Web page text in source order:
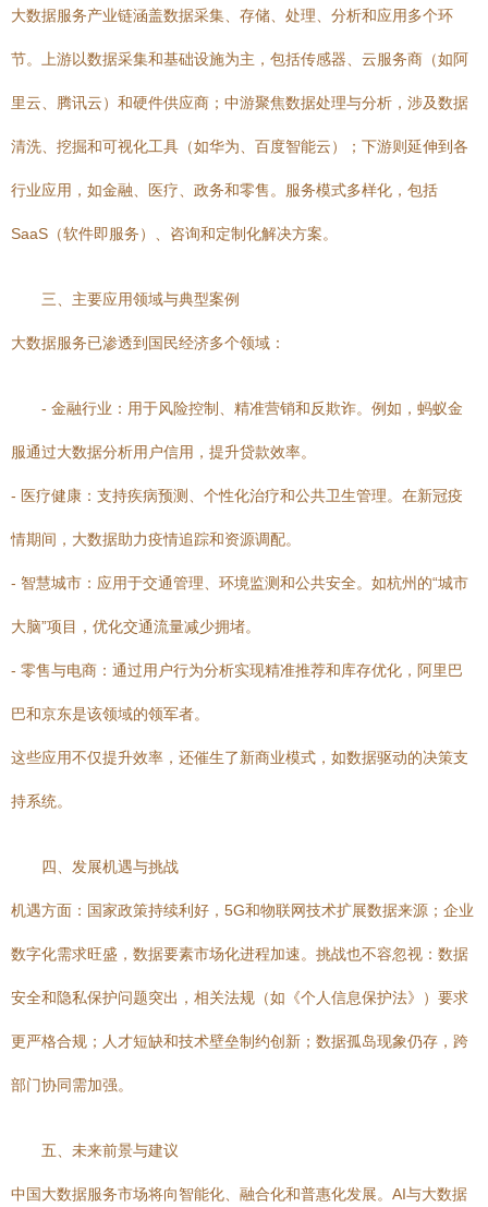
大数据服务产业链涵盖数据采集、存储、处理、分析和应用多个环
节。上游以数据采集和基础设施为主，包括传感器、云服务商（如阿
里云、腾讯云）和硬件供应商；中游聚焦数据处理与分析，涉及数据
清洗、挖掘和可视化工具（如华为、百度智能云）；下游则延伸到各
行业应用，如金融、医疗、政务和零售。服务模式多样化，包括
SaaS（软件即服务）、咨询和定制化解决方案。
三、主要应用领域与典型案例
大数据服务已渗透到国民经济多个领域：
- 金融行业：用于风险控制、精准营销和反欺诈。例如，蚂蚁金
服通过大数据分析用户信用，提升贷款效率。
- 医疗健康：支持疾病预测、个性化治疗和公共卫生管理。在新冠疫
情期间，大数据助力疫情追踪和资源调配。
- 智慧城市：应用于交通管理、环境监测和公共安全。如杭州的“城市
大脑”项目，优化交通流量减少拥堵。
- 零售与电商：通过用户行为分析实现精准推荐和库存优化，阿里巴
巴和京东是该领域的领军者。
这些应用不仅提升效率，还催生了新商业模式，如数据驱动的决策支
持系统。
四、发展机遇与挑战
机遇方面：国家政策持续利好，5G和物联网技术扩展数据来源；企业
数字化需求旺盛，数据要素市场化进程加速。挑战也不容忽视：数据
安全和隐私保护问题突出，相关法规（如《个人信息保护法》）要求
更严格合规；人才短缺和技术壁垒制约创新；数据孤岛现象仍存，跨
部门协同需加强。
五、未来前景与建议
中国大数据服务市场将向智能化、融合化和普惠化发展。AI与大数据